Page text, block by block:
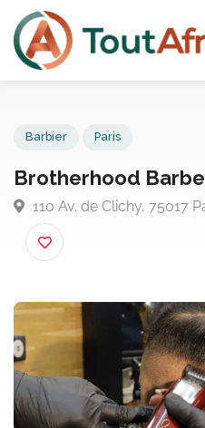
Brotherhood
110 Av. de Clichy, 75017